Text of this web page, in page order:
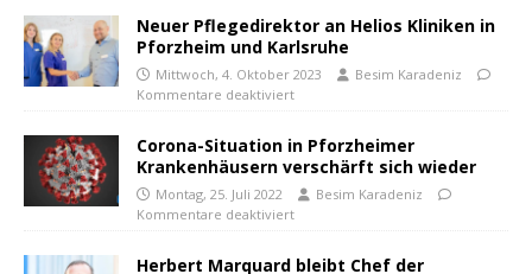
Neuer Pflegedirektor an Helios Kliniken in
Pforzheim und Karlsruhe
Mittwoch, 4. Oktober 2023
Besim Karadeniz
Kommentare deaktiviert
Corona-Situation in Pforzheimer
Krankenhäusern verschärft sich wieder
Montag, 25. Juli 2022
Besim Karadeniz
Kommentare deaktiviert
Herbert Marquard bleibt Chef der